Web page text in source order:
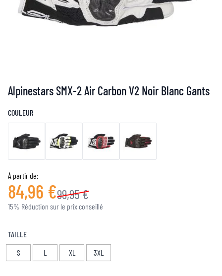
Alpinestars SMX-2 Air Carbon V2 Noir Blanc Gants
COULEUR
À partir de:
84,96 €99,95 €
15% Réduction sur le prix conseillé
TAILLE
S
L XL 3XL